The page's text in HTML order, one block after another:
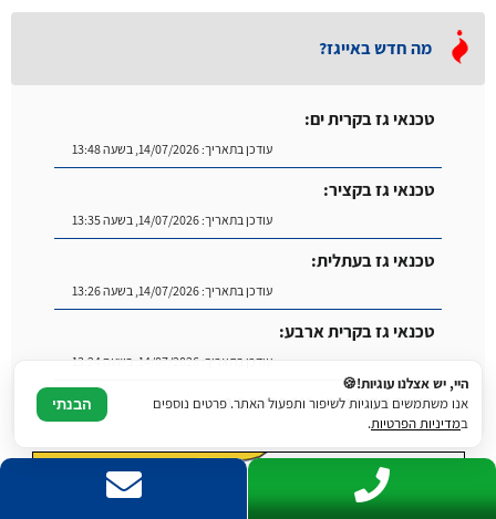
מה חדש באייגז?
טכנאי גז בקרית ים:
עודכן בתאריך:14/07/2026, בשעה 13:48
טכנאי גז בקציר:
עודכן בתאריך: 14/07/2026, בשעה 13:35
טכנאי גז בעתלית:
עודכן בתאריך: 14/07/2026, בשעה 13:26
טכנאי גז בקרית ארבע:
עודכן בתאריך: 14/07/2026, בשעה 13:24
חימום תת רצפתי בגז בבאר שבע:
היי, יש אצלנו עוגיות!🍪
אנו משתמשים בעוגיות לשיפור ותפעול האתר. פרטים נוספים
במדיניות הפרטיות.
הבנתי